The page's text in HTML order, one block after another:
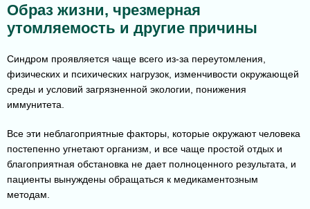
Образ жизни, чрезмерная
утомляемость и другие причины
Синдром проявляется чаще всего из-за переутомления,
физических и психических нагрузок, изменчивости окружающей
среды и условий загрязненной экологии, понижения
иммунитета.
Все эти неблагоприятные факторы, которые окружают человека
постепенно угнетают организм, и все чаще простой отдых и
благоприятная обстановка не дает полноценного результата, и
пациенты вынуждены обращаться к медикаментозным
методам.